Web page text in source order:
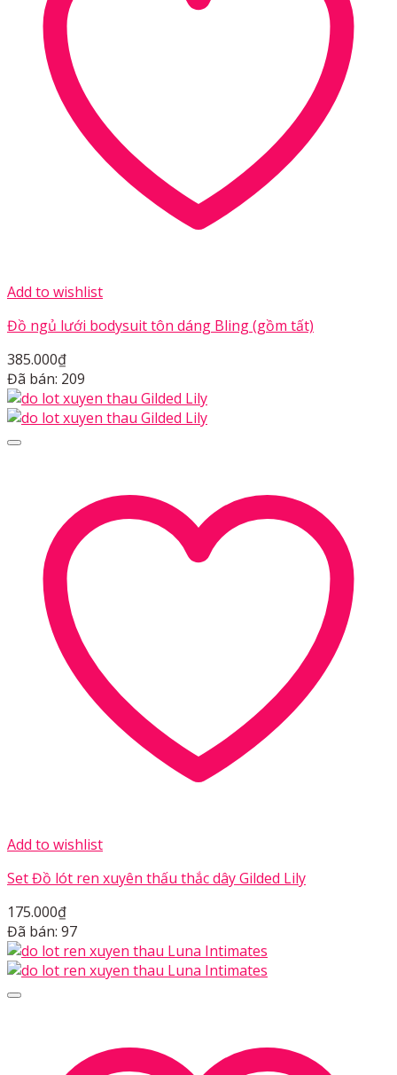
Add to wishlist
Đồ ngủ lưới bodysuit tôn dáng Bling (gồm tất)
385.000₫
Đã bán: 209
Add to wishlist
Set Đồ lót ren xuyên thấu thắc dây Gilded Lily
175.000₫
Đã bán: 97